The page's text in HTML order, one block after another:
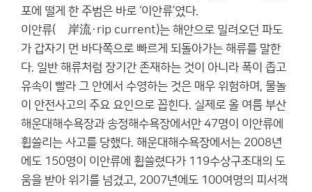
포에 떨게 한 주범은 바로 ‘이안류’였다.
이안류(離岸流·rip current)는 해안으로 밀려오던 파도
가 갑자기 먼 바다쪽으로 빠르게 되돌아가는 해류를 말한
다. 일반 해류처럼 장기간 존재하는 것이 아니라 폭이 좁고
유속이 빨라 그 안에서 수영하는 것은 매우 위험하며, 물놀
이 안전사고의 주요 요인으로 꼽힌다. 실제로 올 여름 부산
해운대해수욕장과 송정해수욕장에서만 47명이 이안류에
휩쓸리는 사고를 당했다. 해운대해수욕장에서는 2008년
에도 150명이 이안류에 휩쓸렸다가 119수상구조대의 도
움을 받아 위기를 넘겼고, 2007년에도 100여명의 피서객